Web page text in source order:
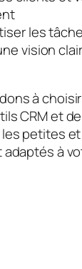
les
vision
à
CRM et
petites
à